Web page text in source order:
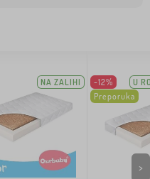
NA ZALIHI
-12%
Preporuka
U
>